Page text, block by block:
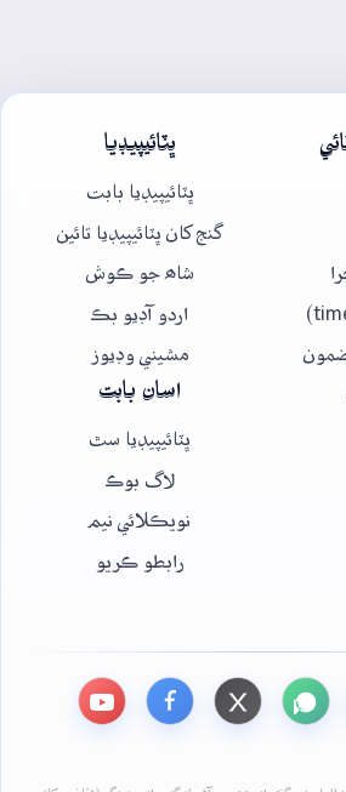
ڀٽائيپيڊيا
ڀٽائيپيڊيا بابت
گنج کان ڀٽائيپيڊيا تائين
شاھ جو ڪوش
اردو آڊيو بڪ
مشيني وڊيوز
اسان بابت
ڀٽائيپيڊيا سٿ
لاگ بوڪ
نويڪلائي نيم
رابطو ڪريو